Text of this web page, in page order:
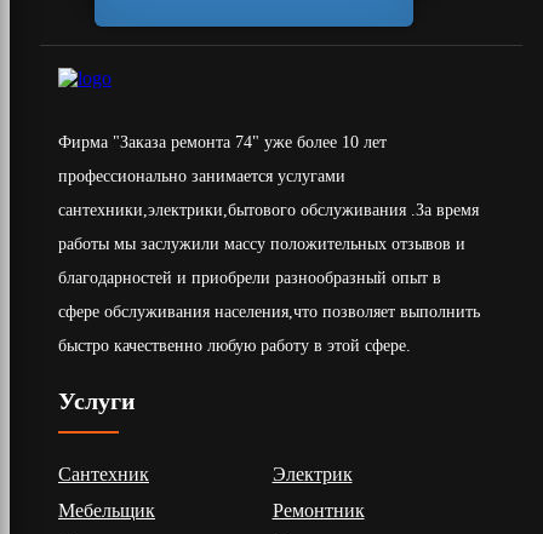
Фирма "Заказа ремонта 74" уже более 10 лет
профессионально занимается услугами
сантехники,электрики,бытового обслуживания .За время
работы мы заслужили массу положительных отзывов и
благодарностей и приобрели разнообразный опыт в
сфере обслуживания населения,что позволяет выполнить
быстро качественно любую работу в этой сфере.
Услуги
Сантехник
Электрик
Мебельщик
Ремонтник